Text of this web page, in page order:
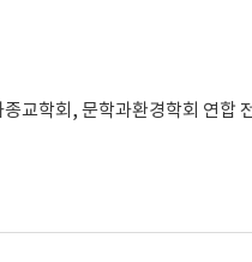
교학회, 문학과환경학회 연합